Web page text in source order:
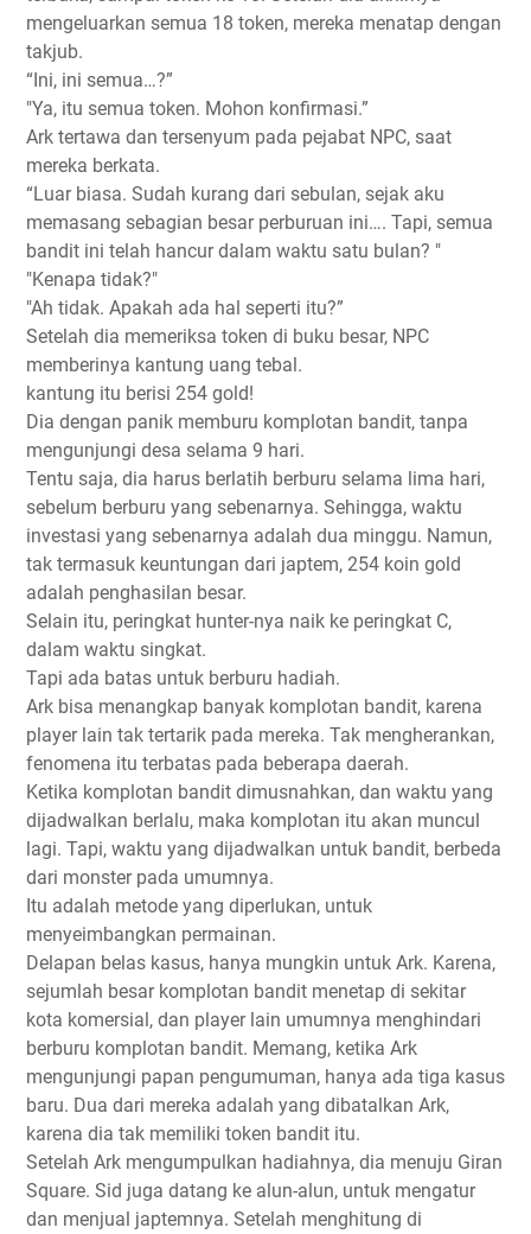
mengeluarkan semua 18 token, mereka menatap dengan
takjub.
“Ini, ini semua…?”
"Ya, itu semua token. Mohon konfirmasi.”
Ark tertawa dan tersenyum pada pejabat NPC, saat
mereka berkata.
“Luar biasa. Sudah kurang dari sebulan, sejak aku
memasang sebagian besar perburuan ini…. Tapi, semua
bandit ini telah hancur dalam waktu satu bulan? "
"Kenapa tidak?"
"Ah tidak. Apakah ada hal seperti itu?”
Setelah dia memeriksa token di buku besar, NPC
memberinya kantung uang tebal.
kantung itu berisi 254 gold!
Dia dengan panik memburu komplotan bandit, tanpa
mengunjungi desa selama 9 hari.
Tentu saja, dia harus berlatih berburu selama lima hari,
sebelum berburu yang sebenarnya. Sehingga, waktu
investasi yang sebenarnya adalah dua minggu. Namun,
tak termasuk keuntungan dari japtem, 254 koin gold
adalah penghasilan besar.
Selain itu, peringkat hunter-nya naik ke peringkat C,
dalam waktu singkat.
Tapi ada batas untuk berburu hadiah.
Ark bisa menangkap banyak komplotan bandit, karena
player lain tak tertarik pada mereka. Tak mengherankan,
fenomena itu terbatas pada beberapa daerah.
Ketika komplotan bandit dimusnahkan, dan waktu yang
dijadwalkan berlalu, maka komplotan itu akan muncul
lagi. Tapi, waktu yang dijadwalkan untuk bandit, berbeda
dari monster pada umumnya.
Itu adalah metode yang diperlukan, untuk
menyeimbangkan permainan.
Delapan belas kasus, hanya mungkin untuk Ark. Karena,
sejumlah besar komplotan bandit menetap di sekitar
kota komersial, dan player lain umumnya menghindari
berburu komplotan bandit. Memang, ketika Ark
mengunjungi papan pengumuman, hanya ada tiga kasus
baru. Dua dari mereka adalah yang dibatalkan Ark,
karena dia tak memiliki token bandit itu.
Setelah Ark mengumpulkan hadiahnya, dia menuju Giran
Square. Sid juga datang ke alun-alun, untuk mengatur
dan menjual japtemnya. Setelah menghitung di